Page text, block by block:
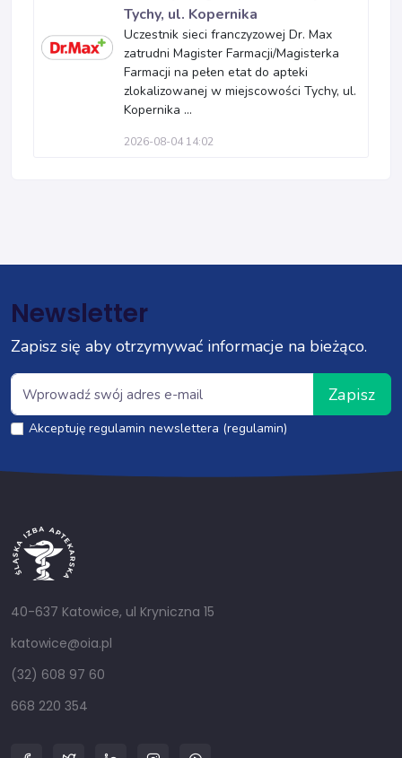
Tychy, ul. Kopernika
Uczestnik sieci franczyzowej Dr. Max
zatrudni Magister Farmacji/Magisterka
Farmacji na pełen etat do apteki
zlokalizowanej w miejscowości Tychy, ul.
Kopernika ...
2026-08-04 14:02
Newsletter
Zapisz się aby otrzymywać informacje na bieżąco.
Zapisz
Akceptuję regulamin newslettera (regulamin)
40-637 Katowice, ul Kryniczna 15
katowice@oia.pl
(32) 608 97 60
668 220 354